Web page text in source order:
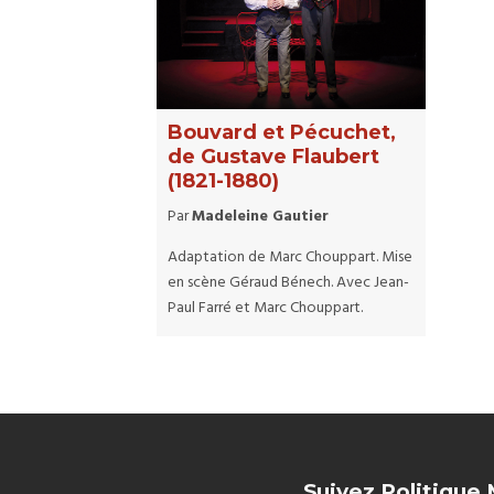
Bouvard et Pécuchet,
de Gustave Flaubert
(1821-1880)
ParMadeleine Gautier
Adaptation de Marc Chouppart. Mise
en scène Géraud Bénech. Avec Jean-
Paul Farré et Marc Chouppart.